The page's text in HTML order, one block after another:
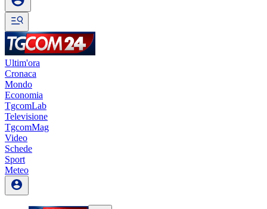
Ultim'ora
Cronaca
Mondo
Economia
TgcomLab
Televisione
TgcomMag
Video
Schede
Sport
Meteo